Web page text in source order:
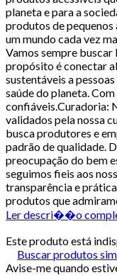
planeta e para a
produtos de pequenos
um mundo cada vez
Vamos sempre
propósito é conectar
sustentáveis a
saúde do planeta.
confiáveis.Curadoria:
validados pela nossa
busca produtores e
padrão de qualidade.
preocupação do bem
seguimos fieis aos
transparência e
produtos que
Ler descri��o
Este produto está
Buscar produtos
Avise-me quando